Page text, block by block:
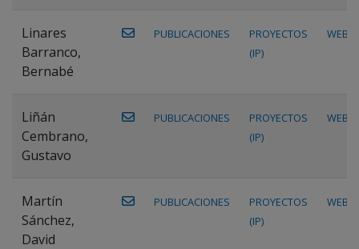
Linares
Barranco,
Bernabé
PUBLICACIONES
PROYECTOS
(IP)
WEB
Liñán
Cembrano,
Gustavo
PUBLICACIONES
PROYECTOS
(IP)
WEB
Martín
Sánchez,
David
PUBLICACIONES
PROYECTOS
(IP)
WEB